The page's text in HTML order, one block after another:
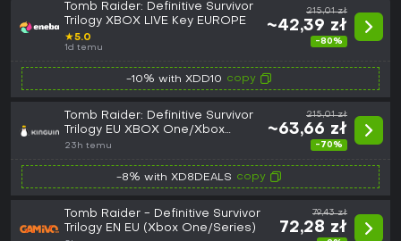
Tomb Raider: Definitive Survivor
Trilogy XBOX LIVE Key EUROPE
★5.0
1d temu
215,01 zł
~42,39 zł
-80%
-10% with XDD10 copy
Tomb Raider: Definitive Survivor
Trilogy EU XBOX One/Xbox
Series X|S CD Key
23h temu
215,01 zł
~63,66 zł
-70%
-8% with XD8DEALS copy
Tomb Raider - Definitive Survivor
Trilogy EN EU (Xbox One/Series)
79,43 zł
72,28 zł